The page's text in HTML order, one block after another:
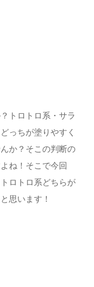
トロトロ系・サラ
っちが塗りやすく
か？そこの判断の
ね！そこで今回
ロトロ系どちらが
思います！